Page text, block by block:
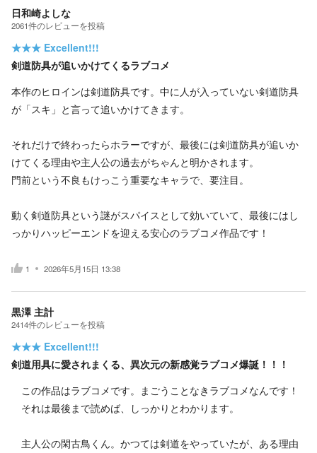
日和崎よしな
2061件のレビューを投稿
★★★ Excellent!!!
剣道防具が追いかけてくるラブコメ
本作のヒロインは剣道防具です。中に人が入っていない剣道防具
が「スキ」と言って追いかけてきます。
それだけで終わったらホラーですが、最後には剣道防具が追いか
けてくる理由や主人公の過去がちゃんと明かされます。
門前という不良もけっこう重要なキャラで、要注目。
動く剣道防具という謎がスパイスとして効いていて、最後にはし
っかりハッピーエンドを迎える安心のラブコメ作品です！
1 2026年5月15日 13:38
黒澤 主計
2414件のレビューを投稿
★★★ Excellent!!!
剣道用具に愛されまくる、異次元の新感覚ラブコメ爆誕！！！
この作品はラブコメです。まごうことなきラブコメなんです！
それは最後まで読めば、しっかりとわかります。
主人公の閑古鳥くん。かつては剣道をやっていたが、ある理由